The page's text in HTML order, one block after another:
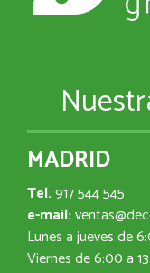
MADRID
Tel.917 544 545
e-mail:
Lunes a jueves de
Viernes de 6:00 a